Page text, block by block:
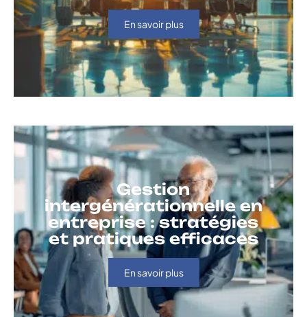
En savoir plus
Gestion
intergénérationnelle en
entreprise : stratégies
et pratiques efficaces
En savoir plus